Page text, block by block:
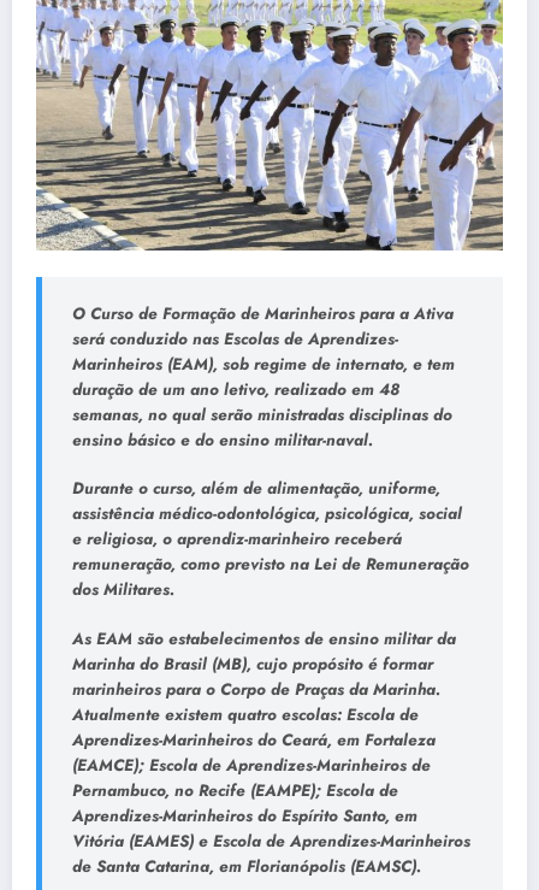
O Curso de Formação de Marinheiros para a Ativa
será conduzido nas Escolas de Aprendizes-
Marinheiros (EAM), sob regime de internato, e tem
duração de um ano letivo, realizado em 48
semanas, no qual serão ministradas disciplinas do
ensino básico e do ensino militar-naval.
Durante o curso, além de alimentação, uniforme,
assistência médico-odontológica, psicológica, social
e religiosa, o aprendiz-marinheiro receberá
remuneração, como previsto na Lei de Remuneração
dos Militares.
As EAM são estabelecimentos de ensino militar da
Marinha do Brasil (MB), cujo propósito é formar
marinheiros para o Corpo de Praças da Marinha.
Atualmente existem quatro escolas: Escola de
Aprendizes-Marinheiros do Ceará, em Fortaleza
(EAMCE); Escola de Aprendizes-Marinheiros de
Pernambuco, no Recife (EAMPE); Escola de
Aprendizes-Marinheiros do Espírito Santo, em
Vitória (EAMES) e Escola de Aprendizes-Marinheiros
de Santa Catarina, em Florianópolis (EAMSC).